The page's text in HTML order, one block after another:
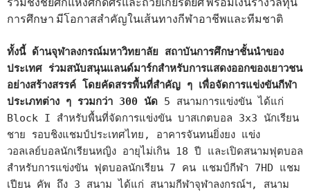
การศึกษา มีโอกาสสำคัญในเส้นทางกีฬาอาชีพและทีมชาติ
ทั้งนี้ ด้านจุฬาลงกรณ์มหาวิทยาลัย สถาบันการศึกษาชั้นนำของ
ประเทศ ร่วมสนับสนุนแลนด์มาร์กสำหรับการแสดงออกของเยาวชน
อย่างสร้างสรรค์ โดยคัดสรรพื้นที่สำคัญ ๆ เพื่อจัดการแข่งขันกีฬา
ประเภทต่าง ๆ รวมกว่า 300 นัด 5 สนามการแข่งขัน ได้แก่
Block I สำหรับพื้นที่จัดการแข่งขัน บาสเกตบอล 3x3 นักเรียน
ชาย รอบชิงแชมป์ประเทศไทย, อาคารจันทนยิ่งยง แข่ง
วอลเลย์บอลนักเรียนหญิง อายุไม่เกิน 18 ปี และเปิดสนามฟุตบอล
สำหรับการแข่งขัน ฟุตบอลนักเรียน 7 คน แชมป์กีฬา 7HD แชม
เปียน คัพ ถึง 3 สนาม ได้แก่ สนามกีฬาจุฬาลงกรณ์ฯ, สนาม